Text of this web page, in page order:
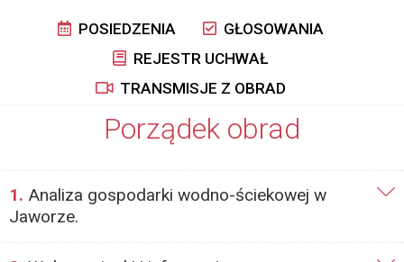
POSIEDZENIA
GŁOSOWANIA
REJESTR UCHWAŁ
TRANSMISJE Z OBRAD
Porządek obrad
1. Analiza gospodarki wodno-ściekowej w
Jaworze.